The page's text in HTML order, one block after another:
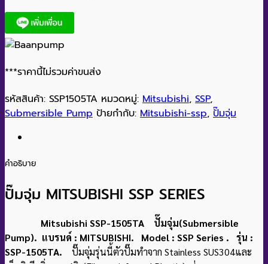
***ราคานี้ไม่รวมค่าขนส่ง
รหัสสินค้า: SSP1505TA หมวดหมู่: Mitsubishi, SSP,
Submersible Pump ป้ายกำกับ: Mitsubishi-ssp, ปั๊มจุ่ม
คำอธิบาย
ปั๊มจุ่ม MITSUBISHI SSP SERIES
Mitsubishi SSP-1505TA ปั๊มจุ่ม(Submersible
Pump). แบรนด์ : MITSUBISHI. Model : SSP Series . รุ่น :
SSP-1505TA. ปั๊มจุ่มรุ่นนี้ตัวปั๊มทำจาก Stainless SUS304และ